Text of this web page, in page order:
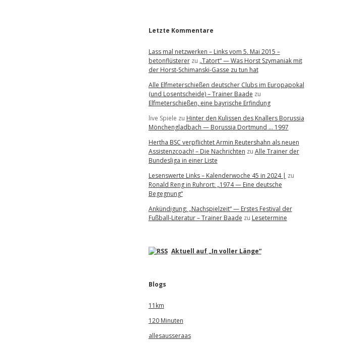
Letzte Kommentare
Lass mal netzwerken – Links vom 5. Mai 2015 –
betonflüstererzu „Tatort“ — Was Horst Szymaniak mit
der Horst-Schimanski-Gasse zu tun hat
Alle Elfmeterschießen deutscher Clubs im Europapokal
(und Losentscheide) – Trainer Baade zu
Elfmeterschießen, eine bayrische Erfindung
live Spiele zu Hinter den Kulissen des Knallers Borussia
Mönchengladbach — Borussia Dortmund … 1997
Hertha BSC verpflichtet Armin Reutershahn als neuen
Assistenzcoach! – Die Nachrichten zu Alle Trainer der
Bundesliga in einer Liste
Lesenswerte Links – Kalenderwoche 45 in 2024 | zu
Ronald Reng in Ruhrort: „1974 — Eine deutsche
Begegnung“
Ankündigung: „Nachspielzeit“ — Erstes Festival der
Fußball-Literatur – Trainer Baade zu Lesetermine
Aktuell auf „In voller Länge“
Blogs
11km
120 Minuten
allesausseraas